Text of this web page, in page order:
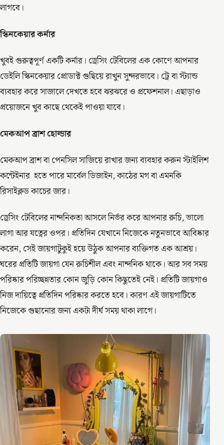
লাগবে।
স্কিনকেয়ার কর্নার
খুবই গুরুত্বপূর্ণ একটি কর্নার। ড্রেসিং টেবিলের এক কোণে আপনার
ডেইলি স্কিনকেয়ার প্রোডাক্ট গুছিয়ে রাখুন সুন্দরভাবে। ট্রে বা স্ট্যান্ড
ব্যবহার করে সাজালে দেখতে হবে ঝরঝরে ও প্রফেশনাল। এছাড়াও
প্রয়োজনে খুব কাছে থেকেই পাওয়া যাবে।
মেকআপ ব্রাশ হোল্ডার
মেকআপ ব্রাশ বা পেনসিল সাজিয়ে রাখার জন্য ব্যবহার করুন স্টাইলিশ
কন্টেইনার হতে পারে মার্বেল ডিজাইন, কাঠের মগ বা এমনকি
রিসাইক্লড কাচের জার।
ড্রেসিং টেবিলের নান্দনিকতা আসলে নির্ভর করে আপনার রুচি, ভালো
লাগা আর যত্নের ওপর। প্রতিদিন যেখানে নিজেকে নতুনভাবে আবিষ্কার
করেন, সেই জায়গাটুকুই হয়ে উঠুক আপনার ব্যক্তিগত এক আশ্রয়।
ঘরের প্রতিটি জায়গা যেন রুচিশীল এবং নান্দনিক থাকে। আর সব সময়
পরিষ্কার পরিচ্ছন্নতার কোন জুড়ি কোন কিছুতেই নেই। প্রতিটি জায়গাও
নিজ দায়িত্বে প্রতিদিন পরিষ্কার করতে হবে। কারণ এই জায়গাটিতে
নিজেকে গুছানোর জন্য একটা দীর্ঘ সময় থাকা লাগে।